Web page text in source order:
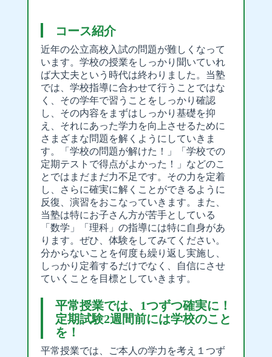
コース紹介
近年の公立高校入試の問題が難しくなって
います。学校の授業をしっかり聞いていれ
ば大丈夫という時代は終わりました。当塾
では、学校指導に合わせて行うことではな
く、その学年で習うことをしっかり確認
し、その内容をまずはしっかり基礎を抑
え、それにあった学力を向上させるために
さまざまな問題を解くようにしていきま
す。「学校の問題が解けた！」「学校での
定期テストで得点がよかった！」などのこ
とではまだまだ力不足です。その力を定着
し、さらに確実に解くことができるように
反復、演習をおこなっていきます。また、
当塾は特にお子さん方が苦手としている
「数学」「理科」の指導には特に自身があ
ります。ぜひ、体験をしてみてください。
分からないことを何度も繰り返し実施し、
しっかり定着するだけでなく、自信にさせ
ていくことを目標としていきます。
平常授業では、1つずつ確実に！
定期試験2週間前には学校のこと
を！
平常授業では、ご本人の学力を考え１つず